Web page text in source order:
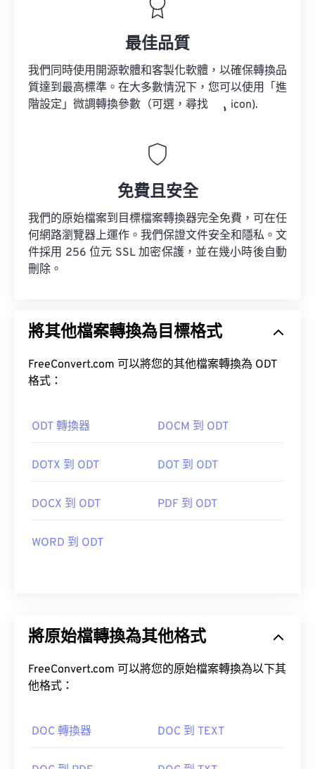
最佳品質
我們同時使用開源軟體和客製化軟體，以確保轉換品
質達到最高標準。在大多數情況下，您可以使用「進
階設定」微調轉換參數（可選，尋找
icon).
免費且安全
我們的原始檔案到目標檔案轉換器完全免費，可在任
何網路瀏覽器上運作。我們保證文件安全和隱私。文
件採用 256 位元 SSL 加密保護，並在幾小時後自動
刪除。
將其他檔案轉換為目標格式
FreeConvert.com 可以將您的其他檔案轉換為 ODT
格式：
ODT 轉換器 DOCM 到 ODT
DOTX 到 ODT DOT 到 ODT
DOCX 到 ODT PDF 到 ODT
WORD 到 ODT
將原始檔轉換為其他格式
FreeConvert.com 可以將您的原始檔案轉換為以下其
他格式：
DOC 轉換器 DOC 到 TEXT